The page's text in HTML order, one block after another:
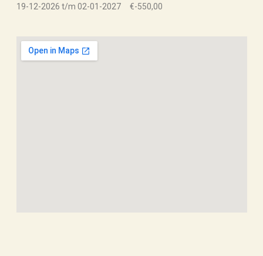
19-12-2026 t/m 02-01-2027 €-550,00